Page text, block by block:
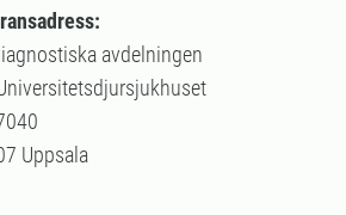
avdelningen
Uppsala